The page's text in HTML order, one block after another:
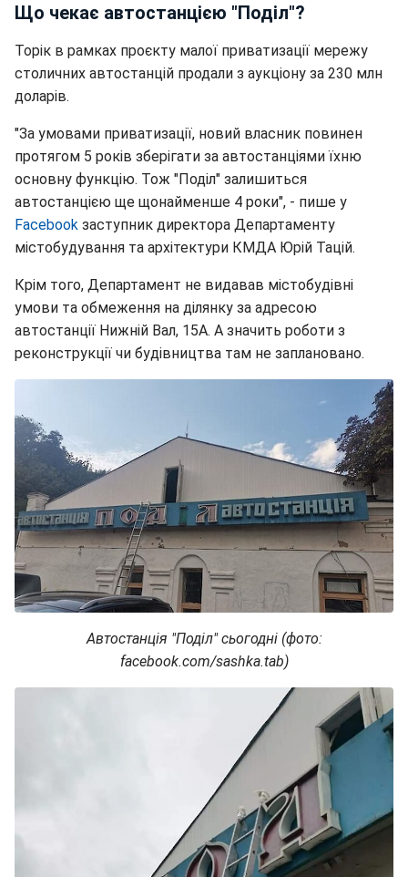
Що чекає автостанцією "Поділ"?
Торік в рамках проєкту малої приватизації мережу
столичних автостанцій продали з аукціону за 230 млн
доларів.
"За умовами приватизації, новий власник повинен
протягом 5 років зберігати за автостанціями їхню
основну функцію. Тож "Поділ" залишиться
автостанцією ще щонайменше 4 роки", - пише у
Facebook заступник директора Департаменту
містобудування та архітектури КМДА Юрій Тацій.
Крім того, Департамент не видавав містобудівні
умови та обмеження на ділянку за адресою
автостанції Нижній Вал, 15А. А значить роботи з
реконструкції чи будівництва там не заплановано.
Автостанція "Поділ" сьогодні (фото:
facebook.com/sashka.tab)